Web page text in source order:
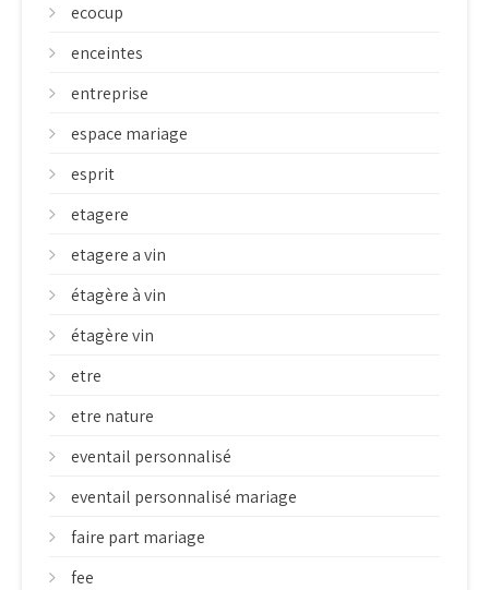
ecocup
enceintes
entreprise
espace mariage
esprit
etagere
etagere a vin
étagère à vin
étagère vin
etre
etre nature
eventail personnalisé
eventail personnalisé mariage
faire part mariage
fee